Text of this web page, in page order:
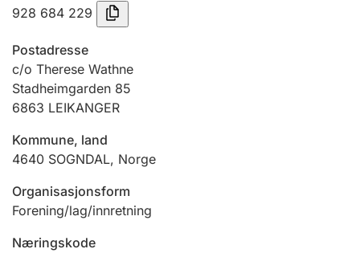
Jeger
Betaling og jegeravgiftskort
Ektepaktveileder
928 684 229
Postadresse
c/o Therese Wathne
Stadheimgarden 85
6863 LEIKANGER
Kommune, land
4640 SOGNDAL, Norge
Organisasjonsform
Forening/lag/innretning
Næringskode